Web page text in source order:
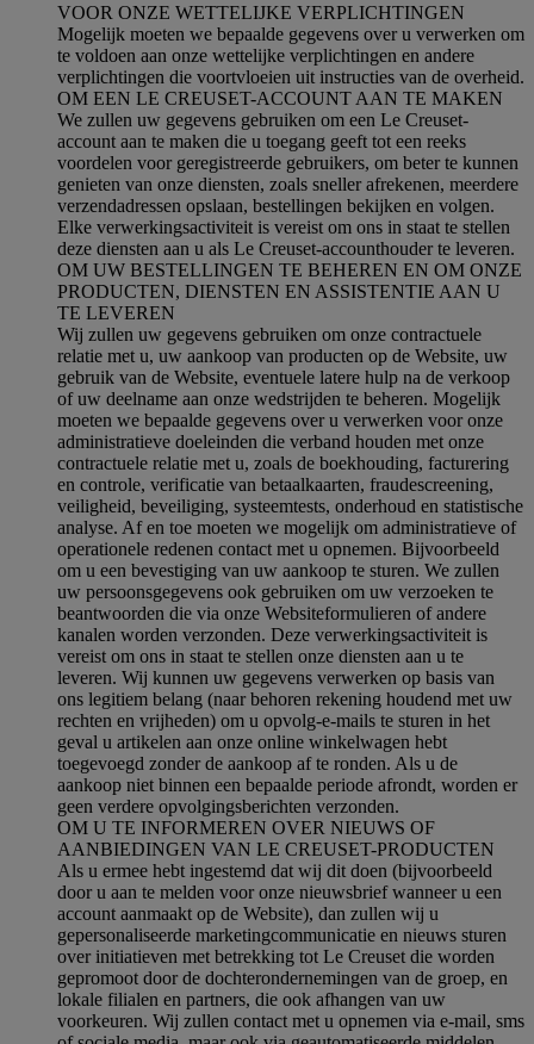
VOOR ONZE WETTELIJKE VERPLICHTINGEN
Mogelijk moeten we bepaalde gegevens over u verwerken om
te voldoen aan onze wettelijke verplichtingen en andere
verplichtingen die voortvloeien uit instructies van de overheid.
OM EEN LE CREUSET-ACCOUNT AAN TE MAKEN
We zullen uw gegevens gebruiken om een Le Creuset-
account aan te maken die u toegang geeft tot een reeks
voordelen voor geregistreerde gebruikers, om beter te kunnen
genieten van onze diensten, zoals sneller afrekenen, meerdere
verzendadressen opslaan, bestellingen bekijken en volgen.
Elke verwerkingsactiviteit is vereist om ons in staat te stellen
deze diensten aan u als Le Creuset-accounthouder te leveren.
OM UW BESTELLINGEN TE BEHEREN EN OM ONZE
PRODUCTEN, DIENSTEN EN ASSISTENTIE AAN U
TE LEVEREN
Wij zullen uw gegevens gebruiken om onze contractuele
relatie met u, uw aankoop van producten op de Website, uw
gebruik van de Website, eventuele latere hulp na de verkoop
of uw deelname aan onze wedstrijden te beheren. Mogelijk
moeten we bepaalde gegevens over u verwerken voor onze
administratieve doeleinden die verband houden met onze
contractuele relatie met u, zoals de boekhouding, facturering
en controle, verificatie van betaalkaarten, fraudescreening,
veiligheid, beveiliging, systeemtests, onderhoud en statistische
analyse. Af en toe moeten we mogelijk om administratieve of
operationele redenen contact met u opnemen. Bijvoorbeeld
om u een bevestiging van uw aankoop te sturen. We zullen
uw persoonsgegevens ook gebruiken om uw verzoeken te
beantwoorden die via onze Websiteformulieren of andere
kanalen worden verzonden. Deze verwerkingsactiviteit is
vereist om ons in staat te stellen onze diensten aan u te
leveren. Wij kunnen uw gegevens verwerken op basis van
ons legitiem belang (naar behoren rekening houdend met uw
rechten en vrijheden) om u opvolg-e-mails te sturen in het
geval u artikelen aan onze online winkelwagen hebt
toegevoegd zonder de aankoop af te ronden. Als u de
aankoop niet binnen een bepaalde periode afrondt, worden er
geen verdere opvolgingsberichten verzonden.
OM U TE INFORMEREN OVER NIEUWS OF
AANBIEDINGEN VAN LE CREUSET-PRODUCTEN
Als u ermee hebt ingestemd dat wij dit doen (bijvoorbeeld
door u aan te melden voor onze nieuwsbrief wanneer u een
account aanmaakt op de Website), dan zullen wij u
gepersonaliseerde marketingcommunicatie en nieuws sturen
over initiatieven met betrekking tot Le Creuset die worden
gepromoot door de dochterondernemingen van de groep, en
lokale filialen en partners, die ook afhangen van uw
voorkeuren. Wij zullen contact met u opnemen via e-mail, sms